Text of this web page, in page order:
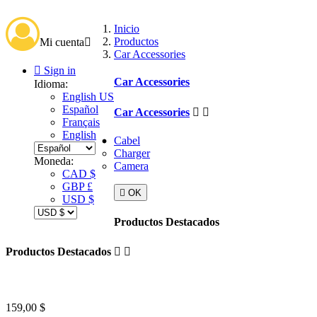
Mi cuenta
 Sign in
Idioma:
English US
Español
Français
English
Moneda:
CAD $
GBP £
USD $
Inicio
Productos
Car Accessories
Car Accessories
Car Accessories  
Cabel
Charger
Camera
 OK
Productos Destacados
Productos Destacados  
159,00 $